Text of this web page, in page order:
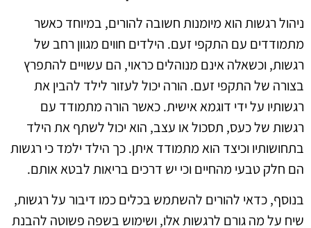
ניהול רגשות הוא מיומנות חשובה להורים, במיוחד כאשר
מתמודדים עם התקפי זעם. הילדים חווים מגוון רחב של
רגשות, וכשאלה אינם מנוהלים כראוי, הם עשויים להתפרץ
בצורה של התקפי זעם. הורה יכול לעזור לילד להבין את
רגשותיו על ידי דוגמא אישית. כאשר הורה מתמודד עם
רגשות של כעס, תסכול או עצב, הוא יכול לשתף את הילד
בתחושותיו וכיצד הוא מתמודד איתן. כך הילד ילמד כי רגשות
הם חלק טבעי מהחיים וכי יש דרכים בריאות לבטא אותם.
בנוסף, כדאי להורים להשתמש בכלים כמו דיבור על רגשות,
שיח על מה גורם לרגשות אלו, ושימוש בשפה פשוטה להבנת